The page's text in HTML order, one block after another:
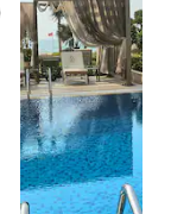
promedio: 5